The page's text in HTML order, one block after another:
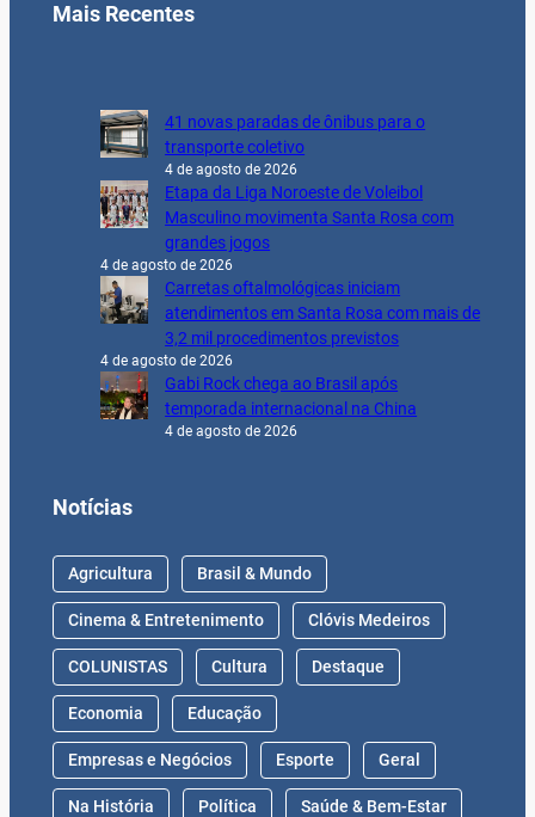
Mais Recentes
41 novas paradas de ônibus para o
transporte coletivo
4 de agosto de 2026
Etapa da Liga Noroeste de Voleibol
Masculino movimenta Santa Rosa com
grandes jogos
4 de agosto de 2026
Carretas oftalmológicas iniciam
atendimentos em Santa Rosa com mais de
3,2 mil procedimentos previstos
4 de agosto de 2026
Gabi Rock chega ao Brasil após
temporada internacional na China
4 de agosto de 2026
Notícias
Agricultura Brasil & Mundo
Cinema & Entretenimento Clóvis Medeiros
COLUNISTAS Cultura Destaque
Economia Educação
Empresas e Negócios Esporte Geral
Na História Política Saúde & Bem-Estar